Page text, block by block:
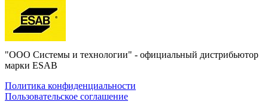
"ООО Системы и технологии" - официальный дистрибьютор
марки ESAB
Политика конфиденциальности
Пользовательское соглашение